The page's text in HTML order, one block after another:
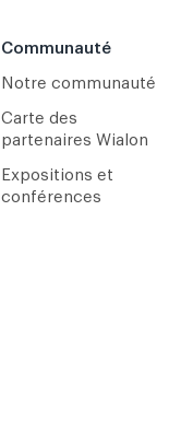
Communauté
Notre communauté
Carte des
partenaires Wialon
Expositions et
conférences